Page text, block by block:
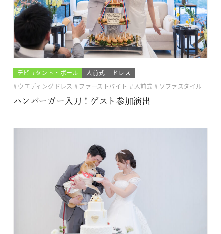
デビュタント・ボール 人前式
ドレス
ウエディングドレス
ファーストバイト 人前式
ソファスタイル
ハンバーガー入刀！ゲスト参加演出